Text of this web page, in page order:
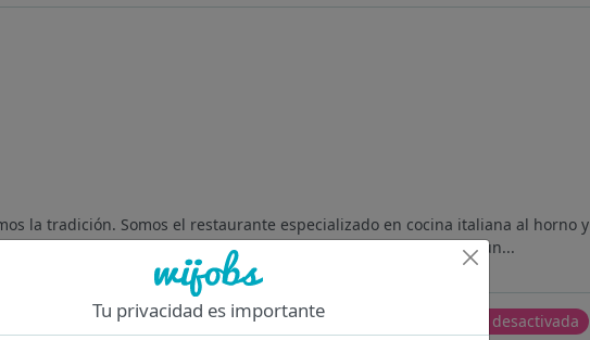
la tradición. Somos el restaurante especializado en cocina italiana al horno y
de experiencias: La innovación y la pasión se funden en un...
Oferta desactivada
Tu privacidad es importante